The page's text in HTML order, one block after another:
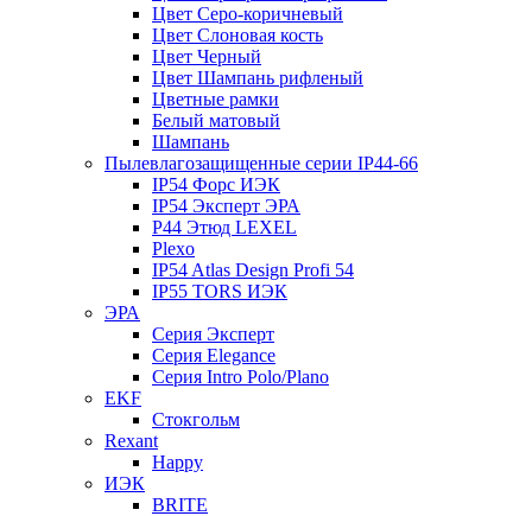
Цвет Серо-коричневый
Цвет Слоновая кость
Цвет Черный
Цвет Шампань рифленый
Цветные рамки
Белый матовый
Шампань
Пылевлагозащищенные серии IP44-66
IP54 Форс ИЭК
IP54 Эксперт ЭРА
P44 Этюд LEXEL
Plexo
IP54 Atlas Design Profi 54
IP55 TORS ИЭК
ЭРА
Серия Эксперт
Серия Elegance
Серия Intro Polo/Plano
EKF
Стокгольм
Rexant
Happy
ИЭК
BRITE